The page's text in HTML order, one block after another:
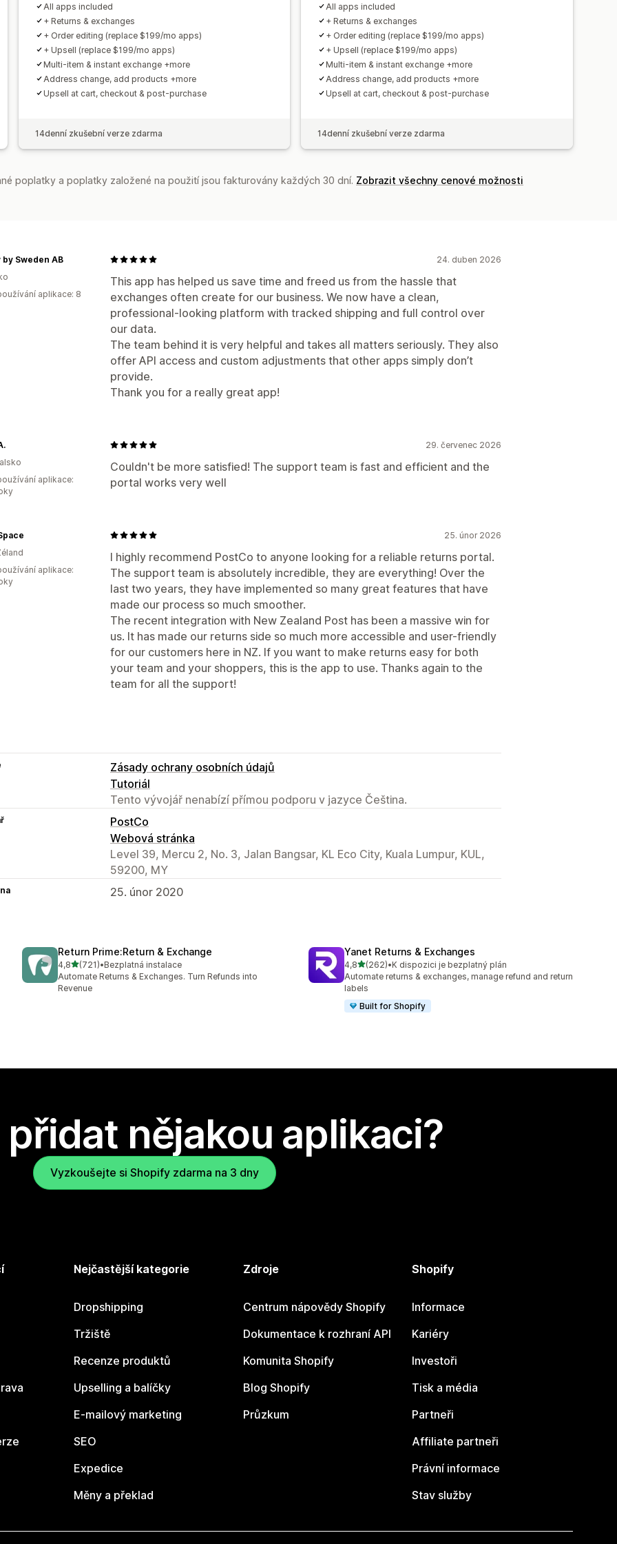
All apps included
+ Returns & exchanges
+ Order editing (replace $199/mo apps)
+ Upsell (replace $199/mo apps)
Multi-item & instant exchange +more
Address change, add products +more
Upsell at cart, checkout & post-purchase
14denní zkušební verze zdarma
All apps included
+ Returns & exchanges
+ Order editing (replace $199/mo apps)
+ Upsell (replace $199/mo apps)
Multi-item & instant exchange +more
Address change, add products +more
Upsell at cart, checkout & post-purchase
14denní zkušební verze zdarma
poplatky a poplatky založené na použití jsou fakturovány každých 30 dní. Zobrazit všechny cenové možnosti
24. duben 2026
This app has helped us save time and freed us from the hassle that
exchanges often create for our business. We now have a clean,
professional-looking platform with tracked shipping and full control over
our data.
The team behind it is very helpful and takes all matters seriously. They also
offer API access and custom adjustments that other apps simply don’t
provide.
Thank you for a really great app!
by Sweden AB
aplikace: 8
29. červenec 2026
Couldn't be more satisfied! The support team is fast and efficient and the
portal works very well
aplikace:
25. únor 2026
I highly recommend PostCo to anyone looking for a reliable returns portal.
The support team is absolutely incredible, they are everything! Over the
last two years, they have implemented so many great features that have
made our process so much smoother.
The recent integration with New Zealand Post has been a massive win for
us. It has made our returns side so much more accessible and user-friendly
for our customers here in NZ. If you want to make returns easy for both
your team and your shoppers, this is the app to use. Thanks again to the
team for all the support!
aplikace:
Zásady ochrany osobních údajů
Tutoriál
Tento vývojář nenabízí přímou podporu v jazyce Čeština.
PostCo
Webová stránka
Level 39, Mercu 2, No. 3, Jalan Bangsar, KL Eco City, Kuala Lumpur, KUL,
59200, MY
25. únor 2020
Return Prime:Return & Exchange
4,8z 5 hvězd
(721)
Celkový počet recenzí: 721
•Bezplatná instalace
Automate Returns & Exchanges. Turn Refunds into
Revenue
Yanet Returns & Exchanges
4,8z 5 hvězd
(262)
Celkový počet recenzí: 262
•K dispozici je bezplatný plán
Automate returns & exchanges, manage refund and return
labels
Built for Shopify
nějakou aplikaci?
Vyzkoušejte si Shopify zdarma na 3 dny
Nejčastější kategorie
Dropshipping
Tržiště
Recenze produktů
Upselling a balíčky
E-mailový marketing
SEO
Expedice
Měny a překlad
Zdroje
Centrum nápovědy Shopify
Dokumentace k rozhraní API
Komunita Shopify
Blog Shopify
Průzkum
Shopify
Informace
Kariéry
Investoři
Tisk a média
Partneři
Affiliate partneři
Právní informace
Stav služby